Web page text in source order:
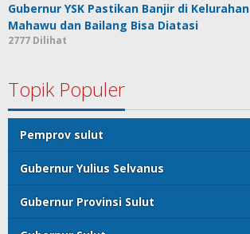
Gubernur YSK Pastikan Banjir di Kelurahan
Mahawu dan Bailang Bisa Diatasi
2777 Dilihat
Topik Populer
Pemprov sulut
Gubernur Yulius Selvanus
Gubernur Provinsi Sulut